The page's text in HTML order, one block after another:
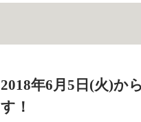
2018年6月5日(火)か
す！